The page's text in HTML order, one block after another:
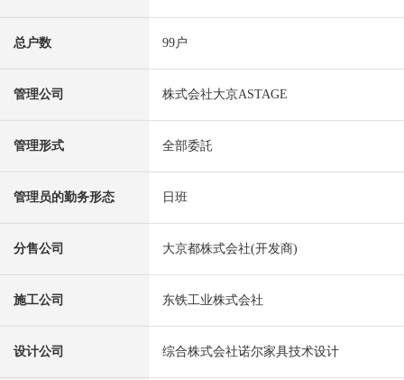
总户数 99户
管理公司 株式会社大京ASTAGE
管理形式 全部委託
管理员的勤务形态 日班
分售公司 大京都株式会社(开发商)
施工公司 东铁工业株式会社
设计公司 综合株式会社诺尔家具技术设计